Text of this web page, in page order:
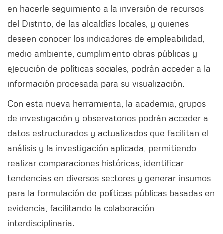
en hacerle seguimiento a la inversión de recursos
del Distrito, de las alcaldías locales, y quienes
deseen conocer los indicadores de empleabilidad,
medio ambiente, cumplimiento obras públicas y
ejecución de políticas sociales, podrán acceder a la
información procesada para su visualización.
Con esta nueva herramienta, la academia, grupos
de investigación y observatorios podrán acceder a
datos estructurados y actualizados que facilitan el
análisis y la investigación aplicada, permitiendo
realizar comparaciones históricas, identificar
tendencias en diversos sectores y generar insumos
para la formulación de políticas públicas basadas en
evidencia, facilitando la colaboración
interdisciplinaria.